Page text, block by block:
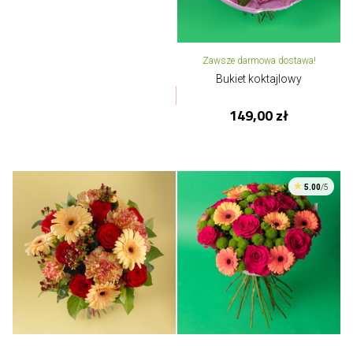
Zawsze darmowa dostawa!
Bukiet koktajlowy
149,00 zł
5.00/5